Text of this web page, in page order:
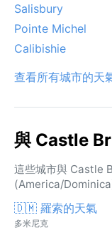
Salisbury
Pointe Michel
Calibishie
查看所有城市的天
與 Castle
這些城市與 Castle
(America/
🇩🇲 羅索的天氣
多米尼克